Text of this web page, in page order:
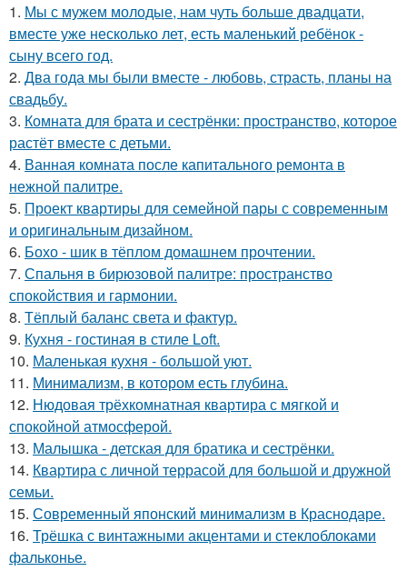
1. Мы с мужем молодые, нам чуть больше двадцати,
вместе уже несколько лет, есть маленький ребёнок -
сыну всего год.
2. Два года мы были вместе - любовь, страсть, планы на
свадьбу.
3. Комната для брата и сестрёнки: пространство, которое
растёт вместе с детьми.
4. Ванная комната после капитального ремонта в
нежной палитре.
5. Проект квартиры для семейной пары с современным
и оригинальным дизайном.
6. Бохо - шик в тёплом домашнем прочтении.
7. Спальня в бирюзовой палитре: пространство
спокойствия и гармонии.
8. Тёплый баланс света и фактур.
9. Кухня - гостиная в стиле Loft.
10. Маленькая кухня - большой уют.
11. Минимализм, в котором есть глубина.
12. Нюдовая трёхкомнатная квартира с мягкой и
спокойной атмосферой.
13. Малышка - детская для братика и сестрёнки.
14. Квартира с личной террасой для большой и дружной
семьи.
15. Современный японский минимализм в Краснодаре.
16. Трёшка с винтажными акцентами и стеклоблоками
фальконье.